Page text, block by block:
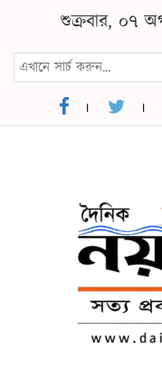
শুক্রবার, ০৭